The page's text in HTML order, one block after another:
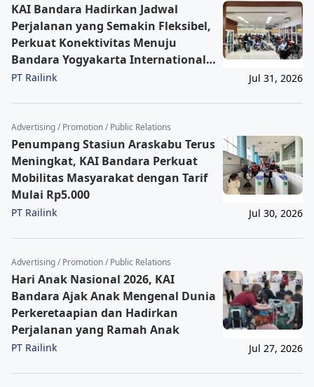
KAI Bandara Hadirkan Jadwal
Perjalanan yang Semakin Fleksibel,
Perkuat Konektivitas Menuju
Bandara Yogyakarta International
Airport
PT Railink Jul 31, 2026
Advertising / Promotion / Public Relations
Penumpang Stasiun Araskabu Terus
Meningkat, KAI Bandara Perkuat
Mobilitas Masyarakat dengan Tarif
Mulai Rp5.000
PT Railink Jul 30, 2026
Advertising / Promotion / Public Relations
Hari Anak Nasional 2026, KAI
Bandara Ajak Anak Mengenal Dunia
Perkeretaapian dan Hadirkan
Perjalanan yang Ramah Anak
PT Railink Jul 27, 2026